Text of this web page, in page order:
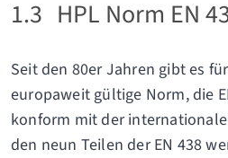
1.3 HPL Norm EN
Seit den 80er Jahren gibt es
europaweit gültige Norm, die
konform mit der
den neun Teilen der EN 438